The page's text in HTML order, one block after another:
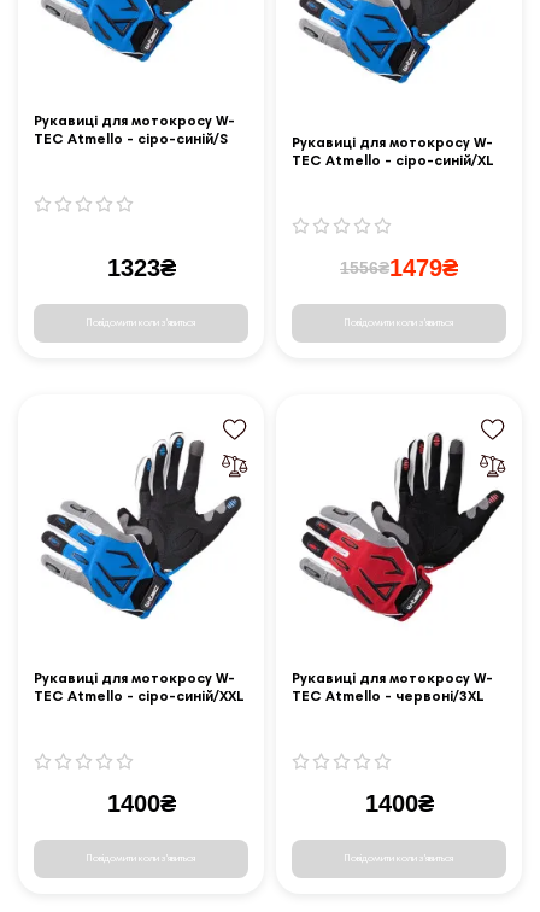
Рукавиці для мотокросу W-
TEC Atmello - сіро-синій/S
1323₴
Повідомити коли з'явиться
Рукавиці для мотокросу W-
TEC Atmello - сіро-синій/XL
1556₴1479₴
Повідомити коли з'явиться
Рукавиці для мотокросу W-
TEC Atmello - сіро-синій/XXL
1400₴
Повідомити коли з'явиться
Рукавиці для мотокросу W-
TEC Atmello - червоні/3XL
1400₴
Повідомити коли з'явиться